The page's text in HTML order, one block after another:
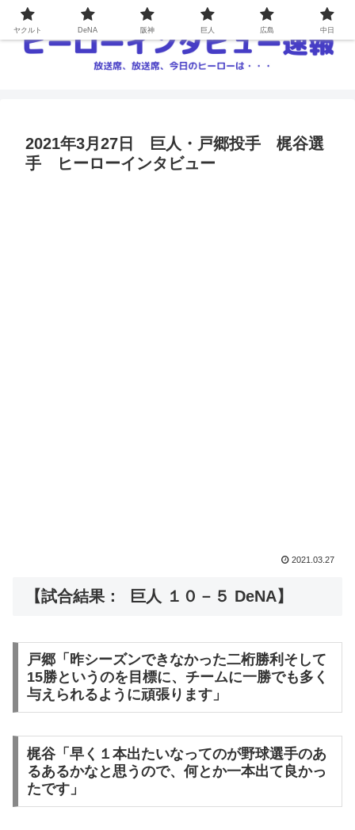
2021年3月27日 巨人・戸郷投手 梶谷選
手 ヒーローインタビュー
2021.03.27
【試合結果： 巨人 １０－５ DeNA】
戸郷「昨シーズンできなかった二桁勝利そして
15勝というのを目標に、チームに一勝でも多く
与えられるように頑張ります」
梶谷「早く１本出たいなってのが野球選手のあ
るあるかなと思うので、何とか一本出て良かっ
たです」
ヤクルト DeNA 阪神 巨人 広島 中日